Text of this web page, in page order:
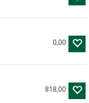
0,00
818,00